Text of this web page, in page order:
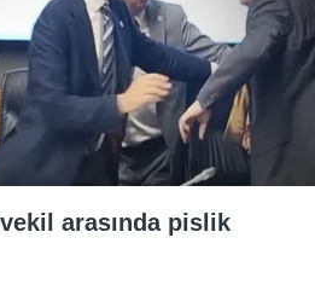
arasında pislik